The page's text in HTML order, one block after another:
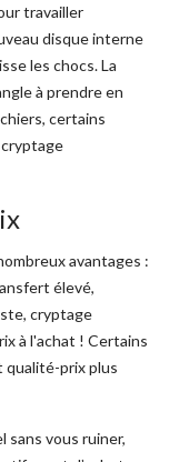
travailler
disque interne
les chocs. La
à prendre en
certains
avantages :
élevé,
cryptage
à l'achat ! Certains
qualité-prix plus
sans vous ruiner,